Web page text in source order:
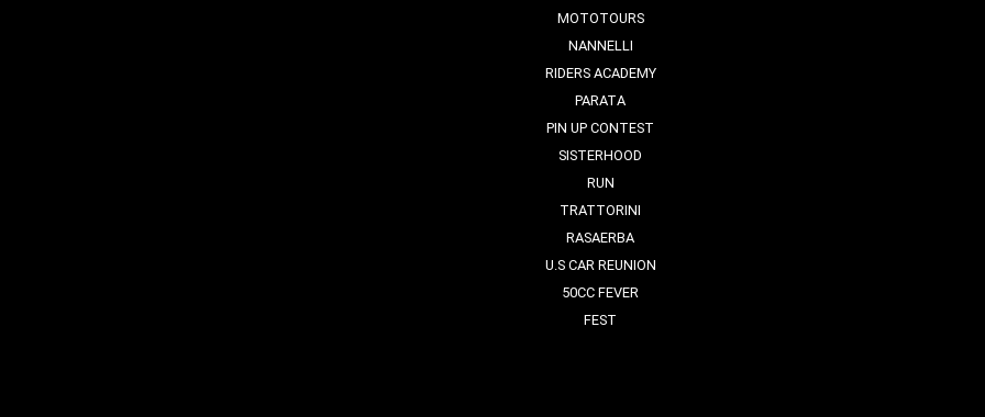
MOTOTOURS
NANNELLI
RIDERS ACADEMY
PARATA
PIN UP CONTEST
SISTERHOOD
RUN
TRATTORINI
RASAERBA
U.S CAR REUNION
50CC FEVER
FEST